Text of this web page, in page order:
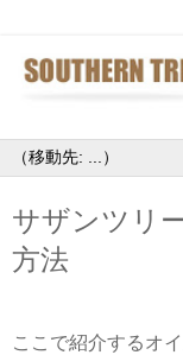
サザンツリ
方法
ここで紹介するオ